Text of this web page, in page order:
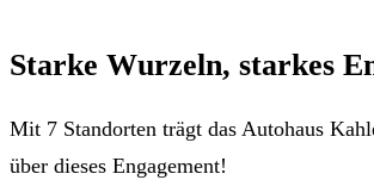
Starke Wurzeln, starkes
Mit 7 Standorten trägt das Autohaus
über dieses Engagement!